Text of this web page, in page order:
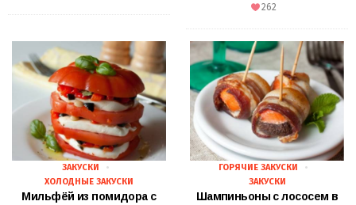
262
ЗАКУСКИ
ХОЛОДНЫЕ ЗАКУСКИ
Мильфёй из помидора с
ГОРЯЧИЕ ЗАКУСКИ
ЗАКУСКИ
Шампиньоны с лососем в